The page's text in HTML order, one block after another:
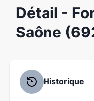
Détail -
Saône
Historique